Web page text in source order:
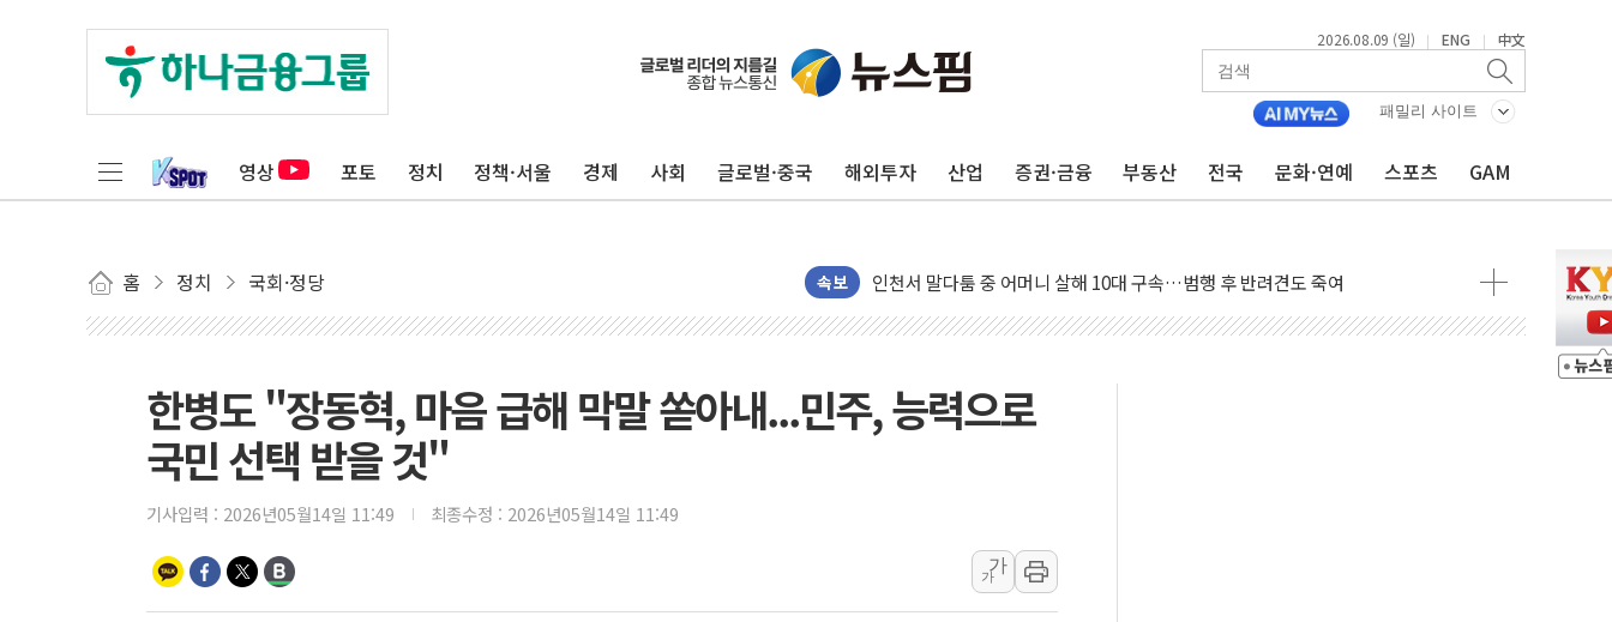
2026.08.09 (일) | ENG | 中文
패밀리 사이트
영상 포토 정치 정책·서울 경제 사회 글로벌·중국 해외투자 산업 증권·금융 부동산 전국 문화·연예 스포츠 GAM
홈 정치 국회·정당 속보
평택 진위면 공장서 질식사고 발생…작업자 1명 숨져
상주 낙동강 선착장 하류서 50대 숨진 채 발견...경찰, 조사 중
[종합] 김민석, 정청래에 누적 1.48%p 차 선두 유지...金 46.01% vs 鄭 44.53%
인천서 말다툼 중 어머니 살해 10대 구속…범행 후 반려견도 죽여
김민석, 강원·대구·경북 경선서 정청래에 승리…金 48.54% vs 鄭 44.40%
[속보] 민주, 경북 경선 결과 발표...김민석 47.37% 정청래 45.71% 송영길 6.92%
[속보] 민주, 대구 경선 결과 발표...정청래 47.82% 김민석 46.35% 송영길 5.83%
하나금융, 명동 소상공인에 '행복상자' 전달
인천시 광복절 현수막 '태극기 거꾸로' 논란…이틀만에 철거
한병도 "장동혁, 마음 급해 막말 쏟아내...민주, 능력으로
국민 선택 받을 것"
기사입력 : 2026년05월14일 11:49 최종수정 : 2026년05월14일 11:49
가
가